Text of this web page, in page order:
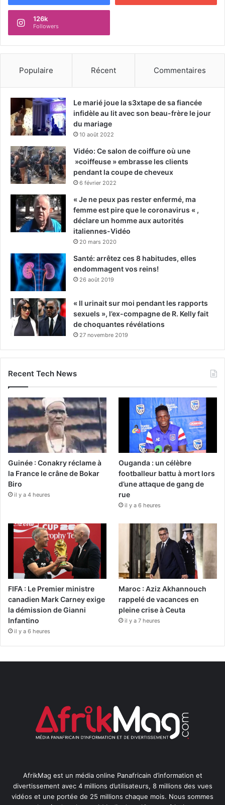
126k
Followers
Populaire Récent Commentaires
Le marié joue la s3xtape de sa fiancée
infidèle au lit avec son beau-frère le jour
du mariage
10 août 2022
Vidéo: Ce salon de coiffure où une
»coiffeuse » embrasse les clients
pendant la coupe de cheveux
6 février 2022
« Je ne peux pas rester enfermé, ma
femme est pire que le coronavirus « ,
déclare un homme aux autorités
italiennes-Vidéo
20 mars 2020
Santé: arrêtez ces 8 habitudes, elles
endommagent vos reins!
26 août 2019
« Il urinait sur moi pendant les rapports
sexuels », l’ex-compagne de R. Kelly fait
de choquantes révélations
27 novembre 2019
Recent Tech News
Guinée : Conakry réclame à
la France le crâne de Bokar
Biro
il y a 4 heures
Ouganda : un célèbre
footballeur battu à mort lors
d’une attaque de gang de
rue
il y a 6 heures
FIFA : Le Premier ministre
canadien Mark Carney exige
la démission de Gianni
Infantino
il y a 6 heures
Maroc : Aziz Akhannouch
rappelé de vacances en
pleine crise à Ceuta
il y a 7 heures
AfrikMag est un média online Panafricain d’information et
divertissement avec 4 millions d’utilisateurs, 8 millions des vues
vidéos et une portée de 25 millions chaque mois. Nous sommes